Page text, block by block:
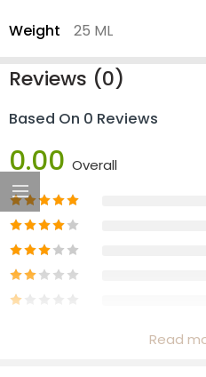
Weight 25 ML
Reviews (0)
Based On 0 Reviews
0.00 Overall
Read